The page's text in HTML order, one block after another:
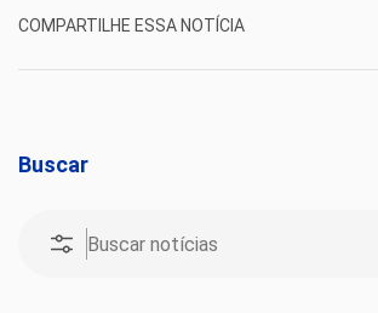
COMPARTILHE ESSA NOTÍCIA
Buscar